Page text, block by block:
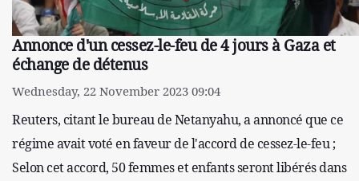
Annonce d'un cessez-le-feu de 4 jours à Gaza et
échange de détenus
Wednesday, 22 November 2023 09:04
Reuters, citant le bureau de Netanyahu, a annoncé que ce
régime avait voté en faveur de l'accord de cessez-le-feu ;
Selon cet accord, 50 femmes et enfants seront libérés dans